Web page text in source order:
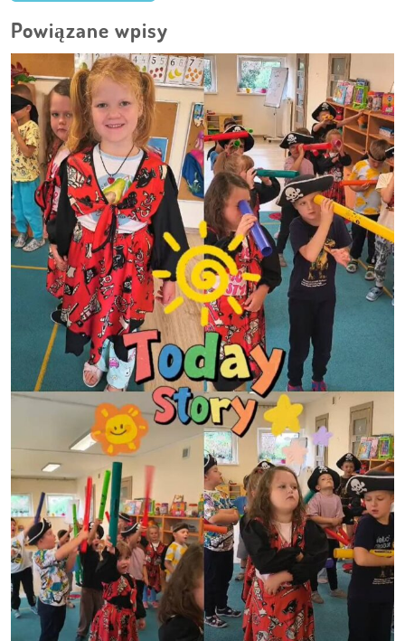
Powiązane wpisy